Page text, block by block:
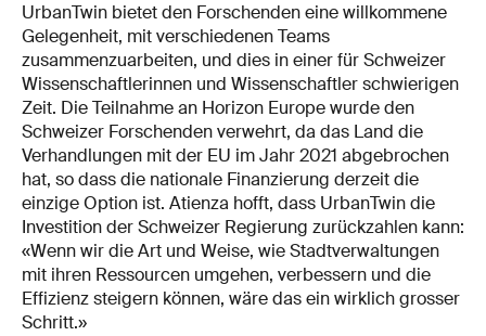
UrbanTwin bietet den Forschenden eine willkommene
Gelegenheit, mit verschiedenen Teams
zusammenzuarbeiten, und dies in einer für Schweizer
Wissenschaftlerinnen und Wissenschaftler schwierigen
Zeit. Die Teilnahme an Horizon Europe wurde den
Schweizer Forschenden verwehrt, da das Land die
Verhandlungen mit der EU im Jahr 2021 abgebrochen
hat, so dass die nationale Finanzierung derzeit die
einzige Option ist. Atienza hofft, dass UrbanTwin die
Investition der Schweizer Regierung zurückzahlen kann:
«Wenn wir die Art und Weise, wie Stadtverwaltungen
mit ihren Ressourcen umgehen, verbessern und die
Effizienz steigern können, wäre das ein wirklich grosser
Schritt.»